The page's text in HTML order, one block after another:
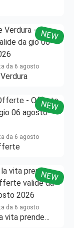
NEW
da 6 agosto
NEW
da 6 agosto
NEW
da 6 agosto
vita prende